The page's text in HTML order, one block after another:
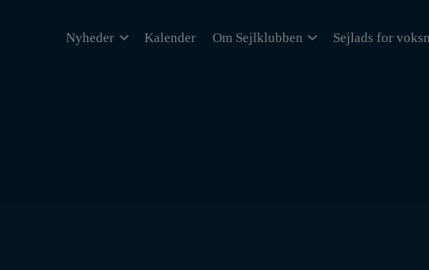
Nyheder Kalender Om Sejlklubben Sejlads for